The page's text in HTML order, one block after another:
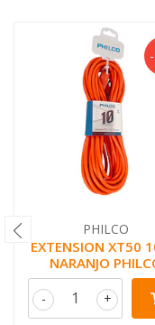
PHILCO
EXTENSION XT50
NARANJO
+
-